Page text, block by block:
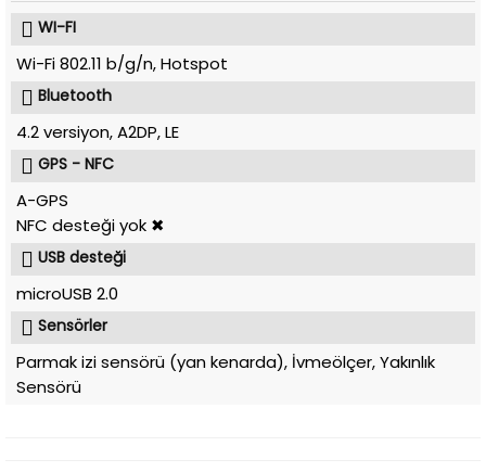
WI-FI
Wi-Fi 802.11 b/g/n, Hotspot
Bluetooth
4.2 versiyon, A2DP, LE
GPS - NFC
A-GPS
NFC desteği yok ✖
USB desteği
microUSB 2.0
Sensörler
Parmak izi sensörü (yan kenarda), İvmeölçer, Yakınlık
Sensörü